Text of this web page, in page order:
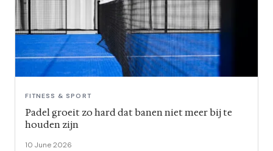
FITNESS & SPORT
Padel groeit zo hard dat banen niet meer bij te
houden zijn
10 June 2026